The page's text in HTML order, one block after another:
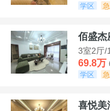
学区
3室2厅/
69.8万
学区
喜悦美